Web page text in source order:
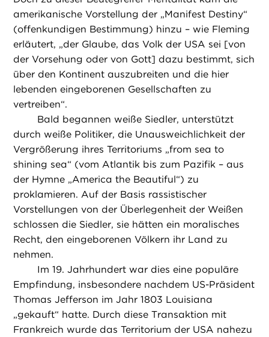
amerikanische Vorstellung der „Manifest Destiny“
(offenkundigen Bestimmung) hinzu – wie Fleming
erläutert, „der Glaube, das Volk der USA sei [von
der Vorsehung oder von Gott] dazu bestimmt, sich
über den Kontinent auszubreiten und die hier
lebenden eingeborenen Gesellschaften zu
vertreiben“.
Bald begannen weiße Siedler, unterstützt
durch weiße Politiker, die Unausweichlichkeit der
Vergrößerung ihres Territoriums „from sea to
shining sea“ (vom Atlantik bis zum Pazifik – aus
der Hymne „America the Beautiful“) zu
proklamieren. Auf der Basis rassistischer
Vorstellungen von der Überlegenheit der Weißen
schlossen die Siedler, sie hätten ein moralisches
Recht, den eingeborenen Völkern ihr Land zu
nehmen.
Im 19. Jahrhundert war dies eine populäre
Empfindung, insbesondere nachdem US-Präsident
Thomas Jefferson im Jahr 1803 Louisiana
„gekauft“ hatte. Durch diese Transaktion mit
Frankreich wurde das Territorium der USA nahezu